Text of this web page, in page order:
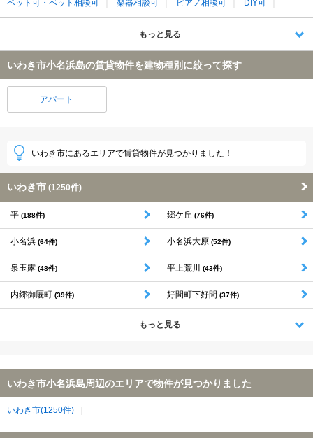
ペット可・ペット相談可
楽器相談可 ピアノ相談可 DIY可
もっと見る
いわき市小名浜島の賃貸物件を建物種別に絞って探す
アパート
いわき市にあるエリアで賃貸物件が見つかりました！
いわき市 (1250件)
平 (188件) 郷ケ丘 (76件)
小名浜 (64件) 小名浜大原 (52件)
泉玉露 (48件) 平上荒川 (43件)
内郷御厩町 (39件) 好間町下好間 (37件)
もっと見る
いわき市小名浜島周辺のエリアで物件が見つかりました
いわき市(1250件)